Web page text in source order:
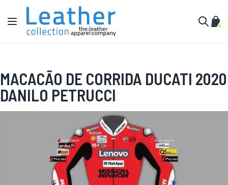
Pular para o conteúdo
Alternar Nav
MACACÃO DE CORRIDA DUCATI 2020
DANILO PETRUCCI